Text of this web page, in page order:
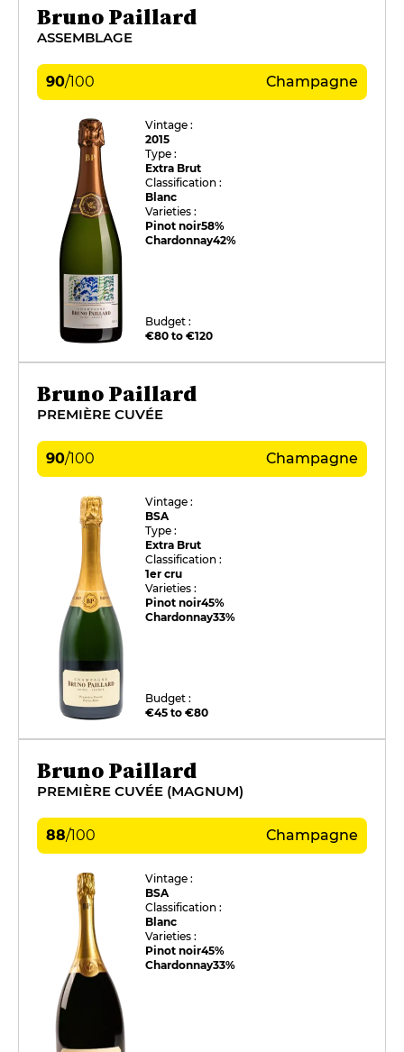
Bruno Paillard
ASSEMBLAGE
90/100 Champagne
Vintage :
2015
Type :
Extra Brut
Classification :
Blanc
Varieties :
Pinot noir58%
Chardonnay42%
Budget :
€80 to €120
Bruno Paillard
PREMIÈRE CUVÉE
90/100 Champagne
Vintage :
BSA
Type :
Extra Brut
Classification :
1er cru
Varieties :
Pinot noir45%
Chardonnay33%
Budget :
€45 to €80
Bruno Paillard
PREMIÈRE CUVÉE (MAGNUM)
88/100 Champagne
Vintage :
BSA
Classification :
Blanc
Varieties :
Pinot noir45%
Chardonnay33%